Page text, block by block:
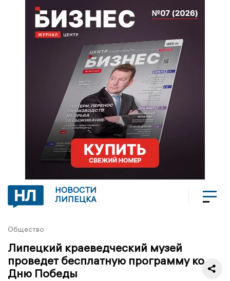
НОВОСТИ
ЛИПЕЦКА
Общество
Липецкий краеведческий музей
проведет бесплатную программу ко
Дню Победы